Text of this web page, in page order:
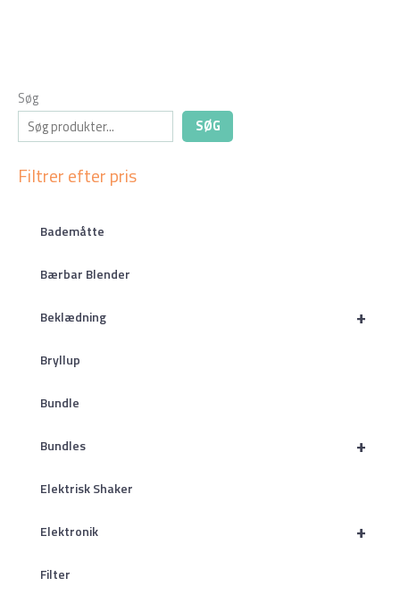
Søg
SØG
Filtrer efter pris
Bademåtte
Bærbar Blender
+
Beklædning
Bryllup
Bundle
+
Bundles
Elektrisk Shaker
+
Elektronik
Filter